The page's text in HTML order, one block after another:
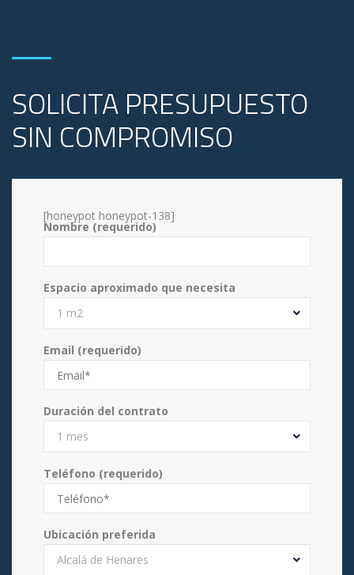
SOLICITA PRESUPUESTO
SIN COMPROMISO
[honeypot honeypot-138]
Nombre (requerido)
Espacio aproximado que necesita
1 m2
Email (requerido)
Duración del contrato
1 mes
Teléfono (requerido)
Ubicación preferida
Alcalá de Henares